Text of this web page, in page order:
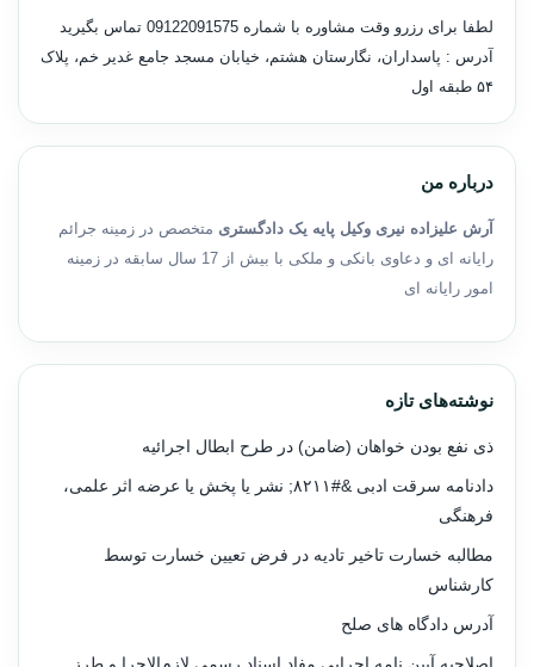
لطفا برای رزرو وقت مشاوره با شماره 09122091575 تماس بگیرید
آدرس : پاسداران، نگارستان هشتم، خیابان مسجد جامع غدیر خم، پلاک
۵۴ طبقه اول
درباره من
آرش علیزاده نیری وکیل پایه یک دادگستری متخصص در زمینه جرائم
رایانه ای و دعاوی بانکی و ملکی با بیش از 17 سال سابقه در زمینه
امور رایانه ای
نوشته‌های تازه
ذی نفع بودن خواهان (ضامن) در طرح ابطال اجرائیه
دادنامه سرقت ادبی &#۸۲۱۱; نشر یا پخش یا عرضه اثر علمی،
فرهنگی
مطالبه خسارت تاخیر تادیه در فرض تعیین خسارت توسط
کارشناس
آدرس دادگاه های صلح